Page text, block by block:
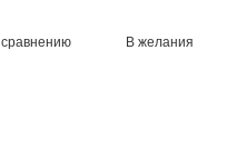
сравнению В желания